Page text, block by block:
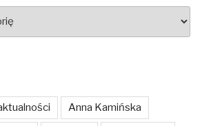
Anna Kamińska